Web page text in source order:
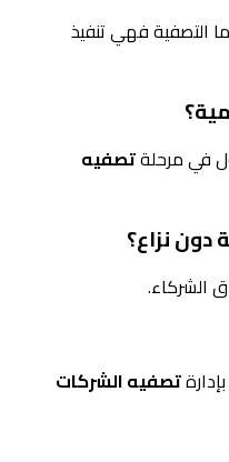
التصفية فهي تنفيذ
في مرحلةتصفيه
نزاع؟
الشركاء.
تصفيه الشركات